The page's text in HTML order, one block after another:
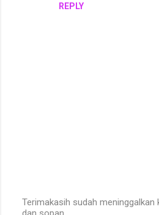
REPLY
Terimakasih sudah meninggalkan